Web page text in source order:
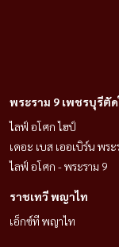
พระราม 9 เพชรบุรีตัด
ไลฟ์ อโศก ไฮป์
เดอะ เบส เออเบิร์น พระ
ไลฟ์ อโศก - พระราม 9
ราชเทวี พญาไท
เอ็กซ์ที พญาไท